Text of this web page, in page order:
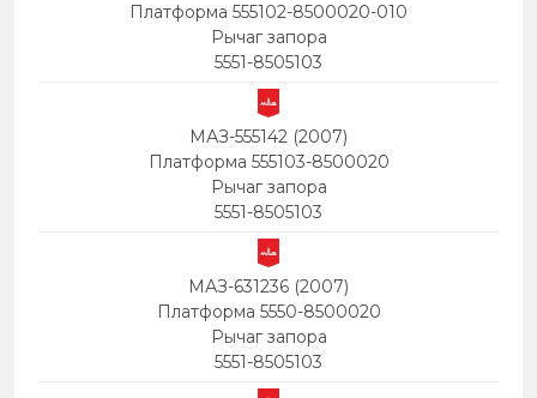
Платформа 555102-8500020-010
Рычаг запора
5551-8505103
МАЗ-555142 (2007)
Платформа 555103-8500020
Рычаг запора
5551-8505103
МАЗ-631236 (2007)
Платформа 5550-8500020
Рычаг запора
5551-8505103